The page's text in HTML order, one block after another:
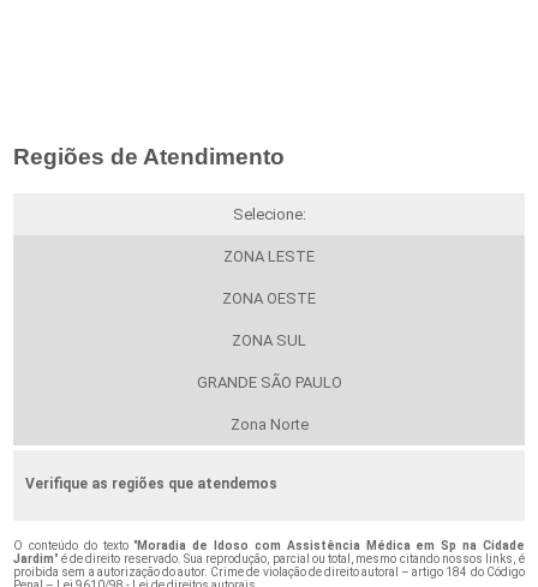
Regiões de Atendimento
Selecione:
ZONA LESTE
ZONA OESTE
ZONA SUL
GRANDE SÃO PAULO
Zona Norte
Verifique as regiões que atendemos
O conteúdo do texto "Moradia de Idoso com Assistência Médica em Sp na Cidade
Jardim" é de direito reservado. Sua reprodução, parcial ou total, mesmo citando nossos links, é
proibida sem a autorização do autor. Crime de violação de direito autoral – artigo 184 do Código